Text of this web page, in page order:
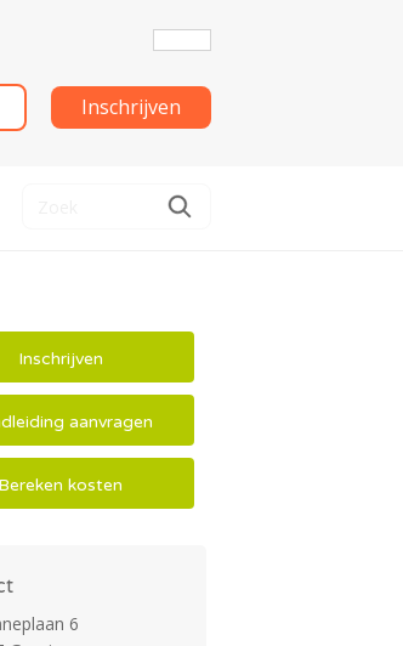
Inschrijven
Inschrijven
aanvragen
Bereken kosten
6